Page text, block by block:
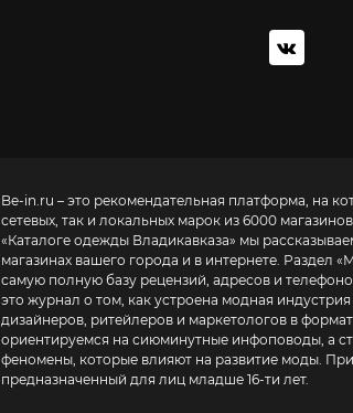
Be-in.ru – это рекомендательная платформа, на
сетевых, так и локальных марок из 6000
«Каталоге одежды Владикавказа» мы
магазинах вашего города и в интернете. Раздел «
самую полную базу рецензий, адресов и телефонов
это журнал о том, как устроена модная
дизайнеров, ритейлеров и маркетологов в
ориентируемся на сиюминутные инфоповоды, а
феномены, которые влияют на развитие моды.
предназначенный для лиц младше 16-ти лет.